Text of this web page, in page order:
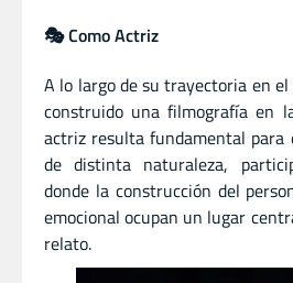
🎭 Como Actriz
A lo largo de su trayectoria en el
construido una filmografía en
actriz resulta fundamental
de distinta naturaleza,
donde la construcción del
emocional ocupan un lugar
relato.